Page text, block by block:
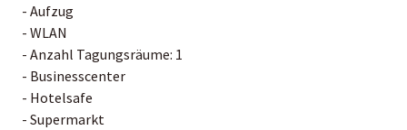
- Aufzug
- WLAN
- Anzahl Tagungsräume: 1
- Businesscenter
- Hotelsafe
- Supermarkt